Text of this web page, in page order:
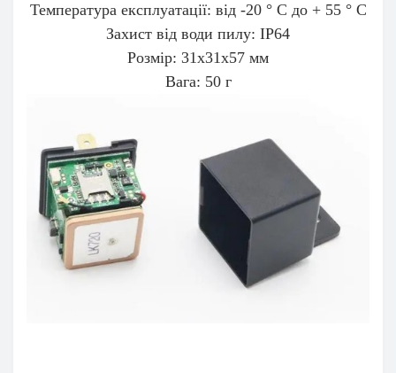
Температура експлуатації: від -20 ° С до + 55 ° С
Захист від води пилу: IP64
Розмір: 31х31х57 мм
Вага: 50 г